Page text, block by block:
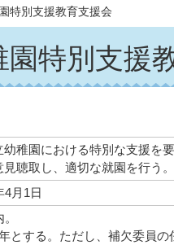
特別支援教育支援会
園特別支援
幼稚園における特別な支援を
見聴取し、適切な就園を行う。
4月1日
とする。ただし、補欠委員